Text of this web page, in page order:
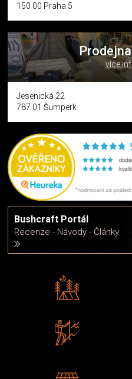
150 00 Praha 5
více
Jesenická 22
787 01 Šumperk
Bushcraft Portál
Recenze - Návody - Články